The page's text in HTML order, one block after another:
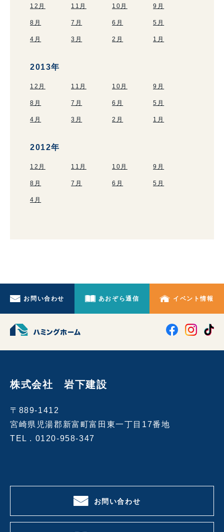
12月 11月 10月 9月
8月 7月 6月 5月
4月 3月 2月 1月
2013年
12月 11月 10月 9月
8月 7月 6月 5月
4月 3月 2月 1月
2012年
12月 11月 10月 9月
8月 7月 6月 5月
4月
お問い合わせ あおぞら通信 イベント情報
株式会社 岩下建設
〒889-1412
宮崎県児湯郡新富町富田東一丁目17番地
TEL . 0120-958-347
お問い合わせ